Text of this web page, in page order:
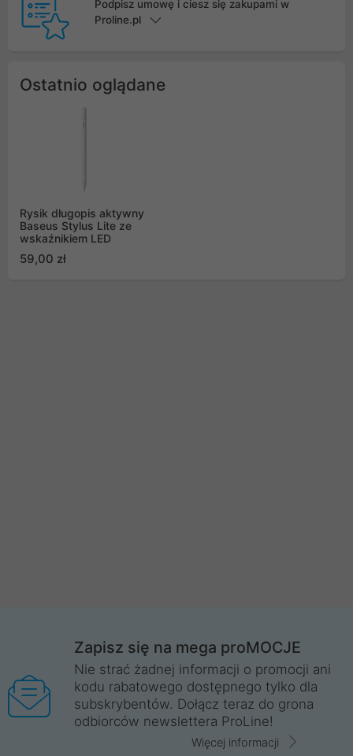
Podpisz umowę i ciesz się zakupami w
Proline.pl
Ostatnio oglądane
Rysik długopis aktywny
Baseus Stylus Lite ze
wskaźnikiem LED
59,00 zł
Zapisz się na mega proMOCJE
Nie strać żadnej informacji o promocji ani
kodu rabatowego dostępnego tylko dla
subskrybentów. Dołącz teraz do grona
odbiorców newslettera ProLine!
Więcej informacji